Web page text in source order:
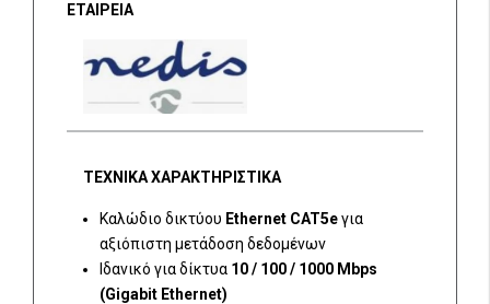
ΕΤΑΙΡΕΙΑ
ΤΕΧΝΙΚΑ ΧΑΡΑΚΤΗΡΙΣΤΙΚΑ
Καλώδιο δικτύου Ethernet CAT5eγια
αξιόπιστη μετάδοση δεδομένων
Ιδανικό για δίκτυα 10 / 100 / 1000 Mbps
(Gigabit Ethernet)